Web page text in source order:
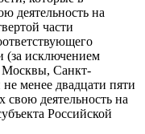
деятельность на
части
(за исключением
Москвы, Санкт-
менее двадцати пяти
свою деятельность на
Российской